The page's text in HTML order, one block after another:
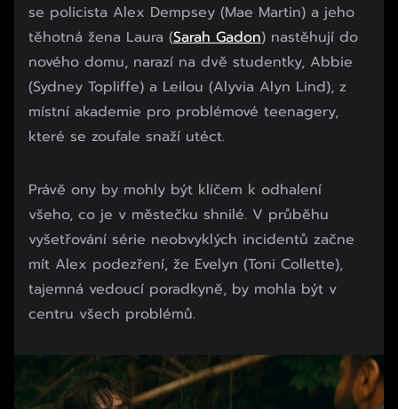
se policista Alex Dempsey (Mae Martin) a jeho
těhotná žena Laura (Sarah Gadon) nastěhují do
nového domu, narazí na dvě studentky, Abbie
(Sydney Topliffe) a Leilou (Alyvia Alyn Lind), z
místní akademie pro problémové teenagery,
které se zoufale snaží utéct.
Právě ony by mohly být klíčem k odhalení
všeho, co je v městečku shnilé. V průběhu
vyšetřování série neobvyklých incidentů začne
mít Alex podezření, že Evelyn (Toni Collette),
tajemná vedoucí poradkyně, by mohla být v
centru všech problémů.